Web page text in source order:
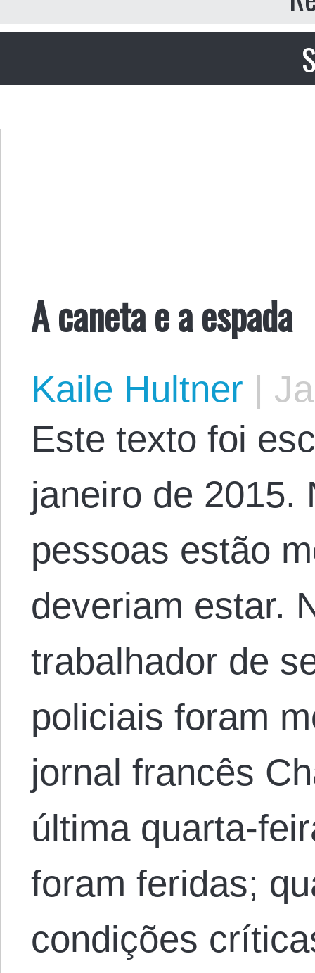
A caneta e a espada
Kaile Hultner |
Este texto foi
janeiro de 2015.
pessoas estão
deveriam estar.
trabalhador de
policiais foram
jornal francês
última quarta-
foram feridas;
condições